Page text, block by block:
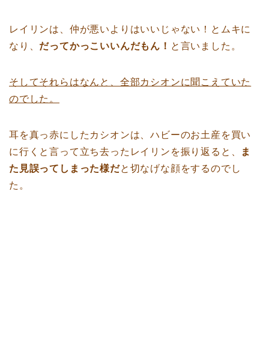
レイリンは、仲が悪いよりはいいじゃない！とムキに
なり、 だってかっこいいんだもん！ と言いました。
そしてそれらはなんと、全部カシオンに聞こえていた
のでした。
耳を真っ赤にしたカシオンは、ハビーのお土産を買い
に行くと言って立ち去ったレイリンを振り返ると、
ま
た見誤ってしまった様だと切なげな顔をするのでし
た。